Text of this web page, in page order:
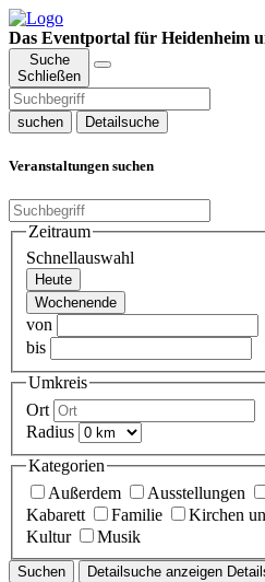
Das Eventportal für Heidenheim
Suche
Schließen
suchen Detailsuche
Veranstaltungen suchen
Zeitraum
Schnellauswahl
Heute
Wochenende
von
bis
Umkreis
Ort
Radius
Kategorien
Außerdem
Ausstellungen
Kabarett
Familie
Kirchen
Kultur
Musik
Suchen Detailsuche anzeigen